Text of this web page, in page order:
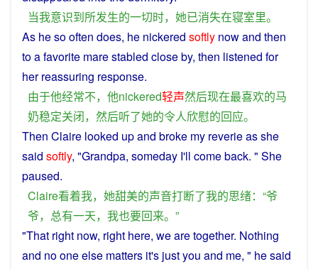
当我意识到所发生的一切时， 她已消失在寝室里。
As hesooften does, he nickered softly nowand then
to afavorite marestabled closeby, then listened for
her reassuring response.
由于他经常不， 他nickered轻声然后现在最喜欢的马
奶稳定关闭， 然后听了她的令人欣慰的回应。
Then Claire looked up and broke my reverieasshe
said softly, "Grandpa, someday I'll comeback. " She
paused.
Claire看着我， 她甜美的声音打断了我的思绪：“爷
爷， 总有一天， 我也要回来。”
"That right now, right here, wearetogether. Nothing
and nooneelse matters it's justyou and me, " hesaid